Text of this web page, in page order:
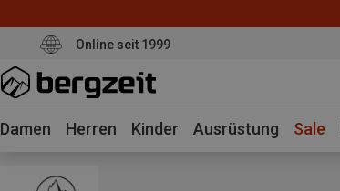
Online seit 1999
Damen Herren Kinder Ausrüstung Sale